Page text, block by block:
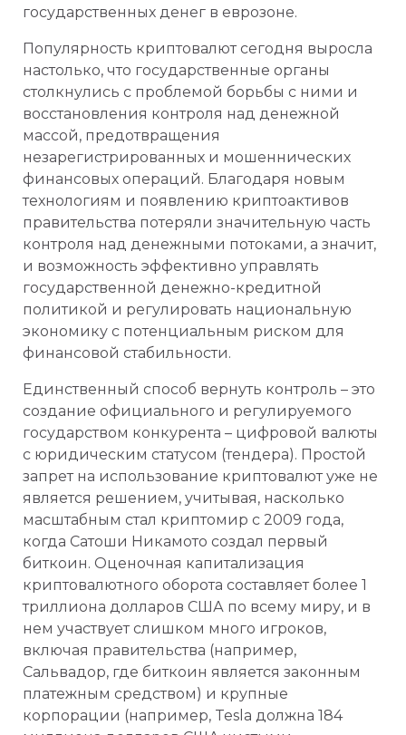
государственных денег в еврозоне.
Популярность криптовалют сегодня выросла
настолько, что государственные органы
столкнулись с проблемой борьбы с ними и
восстановления контроля над денежной
массой, предотвращения
незарегистрированных и мошеннических
финансовых операций. Благодаря новым
технологиям и появлению криптоактивов
правительства потеряли значительную часть
контроля над денежными потоками, а значит,
и возможность эффективно управлять
государственной денежно-кредитной
политикой и регулировать национальную
экономику с потенциальным риском для
финансовой стабильности.
Единственный способ вернуть контроль – это
создание официального и регулируемого
государством конкурента – цифровой валюты
с юридическим статусом (тендера). Простой
запрет на использование криптовалют уже не
является решением, учитывая, насколько
масштабным стал криптомир с 2009 года,
когда Сатоши Никамото создал первый
биткоин. Оценочная капитализация
криптовалютного оборота составляет более 1
триллиона долларов США по всему миру, и в
нем участвует слишком много игроков,
включая правительства (например,
Сальвадор, где биткоин является законным
платежным средством) и крупные
корпорации (например, Tesla должна 184